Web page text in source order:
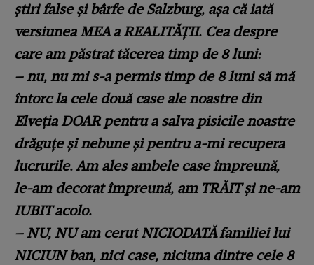
știri false și bârfe de Salzburg, așa că iată
versiunea MEA a REALITĂȚII. Cea despre
care am păstrat tăcerea timp de 8 luni:
– nu, nu mi s-a permis timp de 8 luni să mă
întorc la cele două case ale noastre din
Elveția DOAR pentru a salva pisicile noastre
drăguțe și nebune și pentru a-mi recupera
lucrurile. Am ales ambele case împreună,
le-am decorat împreună, am TRĂIT și ne-am
IUBIT acolo.
– NU, NU am cerut NICIODATĂ familiei lui
NICIUN ban, nici case, niciuna dintre cele 8